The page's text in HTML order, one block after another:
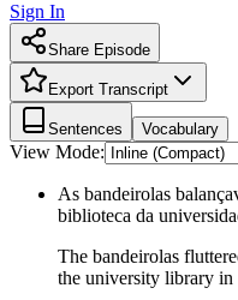
Sign In
Share Episode
Export Transcript
Sentences Vocabulary
View Mode:
As bandeirolas
biblioteca da
The bandeirolas
the university library in